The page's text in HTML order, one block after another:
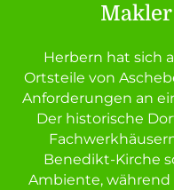
Herbern hat sich
Ortsteile von
Anforderungen an
Der historische
Benedikt-Kirche
Ambiente,